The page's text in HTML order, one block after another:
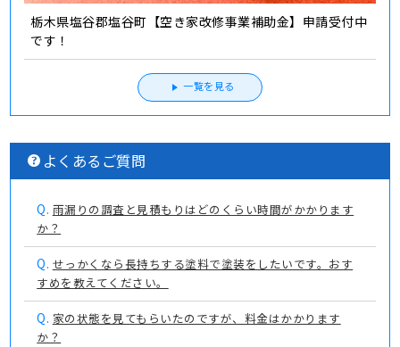
栃木県塩谷郡塩谷町【空き家改修事業補助金】申請受付中
です！
一覧を見る
よくあるご質問
Q. 雨漏りの調査と見積もりはどのくらい時間がかかります
か？
Q. せっかくなら長持ちする塗料で塗装をしたいです。おす
すめを教えてください。
Q. 家の状態を見てもらいたのですが、料金はかかります
か？